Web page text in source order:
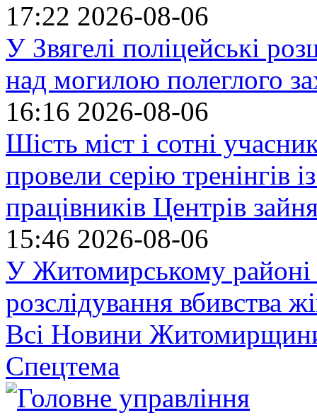
17:22 2026-08-06
У Звягелі поліцейські
над могилою полеглого
16:16 2026-08-06
Шість міст і сотні
провели серію тренінгів
працівників Центрів
15:46 2026-08-06
У Житомирському районі
розслідування вбивства
Всі Новини
Спецтема